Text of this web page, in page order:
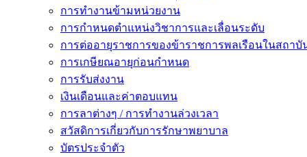
การทำงานข้ามหน่วยงาน
การกำหนดตำแหน่งวิชาการและเลื่อนระดับ
การต่ออายุราชการของข้าราชการพลเรือนในสถา
การเกษียณอายุก่อนกำหนด
การรับส่งงาน
เงินเดือนและค่าตอบแทน
การลาต่างๆ / การทำงานล่วงเวลา
สวัสดิการเกี่ยวกับการรักษาพยาบาล
บัตรประจำตัว